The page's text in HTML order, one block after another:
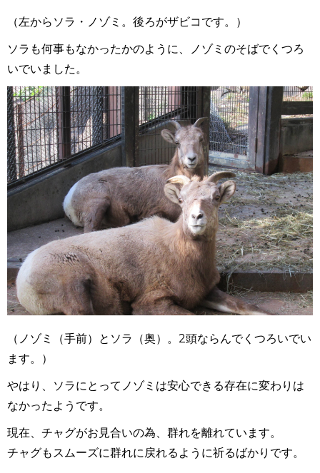
（左からソラ・ノゾミ。後ろがザビコです。）
ソラも何事もなかったかのように、ノゾミのそばでくつろ
いでいました。
（ノゾミ（手前）とソラ（奥）。2頭ならんでくつろいでい
ます。）
やはり、ソラにとってノゾミは安心できる存在に変わりは
なかったようです。
現在、チャグがお見合いの為、群れを離れています。
チャグもスムーズに群れに戻れるように祈るばかりです。